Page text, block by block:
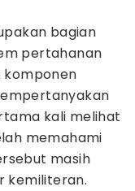
bagian
pertahanan
komponen
kali melihat
memahami
masih
kemiliteran.